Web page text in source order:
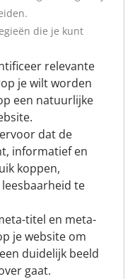
die je kunt
relevante
je wilt worden
een natuurlijke
dat de
informatief en
koppen,
te
titel en meta-
je website om
duidelijk beeld
gaat.